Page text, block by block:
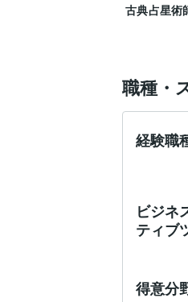
古典占星術
職種・
経験職
ビジネ
ティブ
得意分